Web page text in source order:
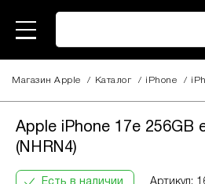
Магазин Apple / Каталог / iPhone /
Apple iPhone 17e 256GB
(NHRN4)